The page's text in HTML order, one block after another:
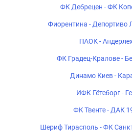
ФК Дебрецен - ФК
Фиорентина - Депортиво
ПАОК -
ФК Градец-Кралове -
Динамо Киев -
ИФК Гётеборг -
ФК Твенте - ДАК
Шериф Тирасполь - ФК